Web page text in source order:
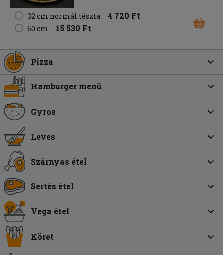
32 cm normál tészta 4 720 Ft
60 cm 15 530 Ft
Pizza
Hamburger menü
Gyros
Leves
Szárnyas étel
Sertés étel
Vega étel
Köret